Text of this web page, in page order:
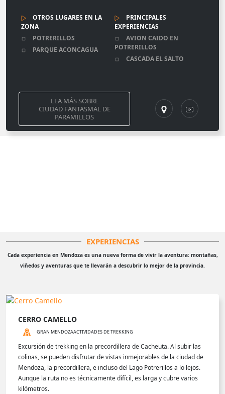
OTROS LUGARES EN LA
ZONA
POTRERILLOS
PARQUE ACONCAGUA
PRINCIPALES
EXPERIENCIAS
AVION CAIDO EN
POTRERILLOS
CASCADA EL SALTO
LEA MÁS SOBRE
CIUDAD FANTASMAL DE
PARAMILLOS
EXPERIENCIAS
Cada experiencia en Mendoza es una nueva forma de vivir la aventura: montañas,
viñedos y aventuras que te llevarán a descubrir lo mejor de la provincia.
CERRO CAMELLO
GRAN MENDOZAACTIVIDADES DE TREKKING
Excursión de trekking en la precordillera de Cacheuta. Al subir las
colinas, se pueden disfrutar de vistas inmejorables de la ciudad de
Mendoza, la precordillera, e incluso del Lago Potrerillos a lo lejos.
Aunque la ruta no es técnicamente difícil, es larga y cubre varios
kilómetros.